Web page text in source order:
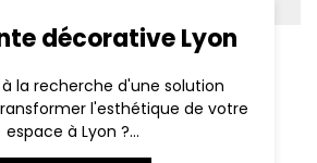
décorative Lyon
la recherche d'une solution
l'esthétique de votre
espace à Lyon ?...